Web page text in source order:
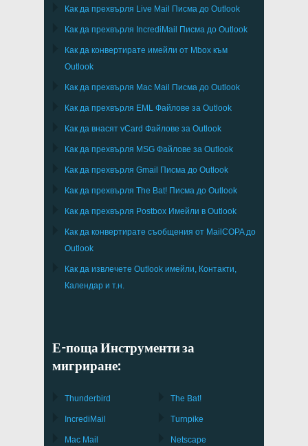
Как да прехвърля Live Mail Писма до Outlook
Как да прехвърля IncrediMail Писма до Outlook
Как да конвертирате имейли от Mbox към
Outlook
Как да прехвърля Mac Mail Писма до Outlook
Как да прехвърля EML Файлове за Outlook
Как да внасят vCard Файлове за Outlook
Как да прехвърля MSG Файлове за Outlook
Как да прехвърля Gmail Писма до Outlook
Как да прехвърля The Bat! Писма до Outlook
Как да прехвърля Postbox Имейли в Outlook
Как да конвертирате съобщения от MailCOPAдо
Outlook
Как да извлечете Outlook имейли, Контакти,
Календар и т.н.
Е-поща Инструменти за
мигриране:
Thunderbird
IncrediMail
Mac Mail
The Bat!
Turnpike
Netscape